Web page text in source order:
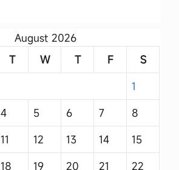
August 2026
T W T F
S
1
4 5 6 7
8
11 12 13 14
15
18 19 20 21 22